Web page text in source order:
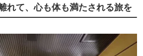
れて、心も体も満たされる旅を